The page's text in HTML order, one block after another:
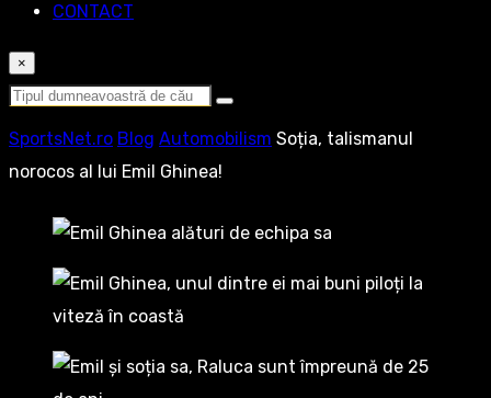
CONTACT
×
SportsNet.ro Blog Automobilism Soția, talismanul
norocos al lui Emil Ghinea!